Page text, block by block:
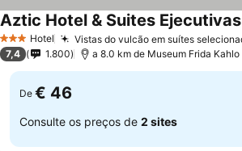
3 EstrelasHotel Vistas do vulcão em suítes
Aztic Hotel & Suites Ejecutivas
7,4 1.800 a 8.0 km de Museum Frida Kahlo
De € 46
Consulte os preços de 2 sites